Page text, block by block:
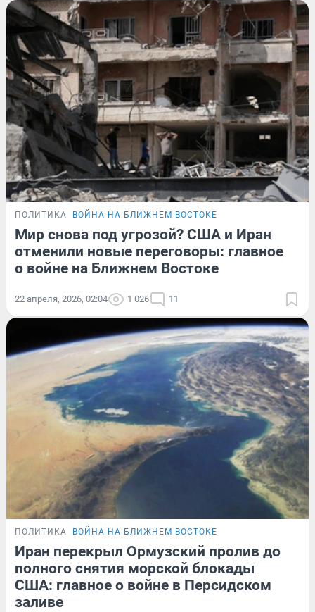
ПОЛИТИКА ВОЙНА НА БЛИЖНЕМ ВОСТОКЕ
Мир снова под угрозой? США и Иран
отменили новые переговоры: главное
о войне на Ближнем Востоке
22 апреля, 2026, 02:04 1 026 11
ПОЛИТИКА ВОЙНА НА БЛИЖНЕМ ВОСТОКЕ
Иран перекрыл Ормузский пролив до
полного снятия морской блокады
США: главное о войне в Персидском
заливе